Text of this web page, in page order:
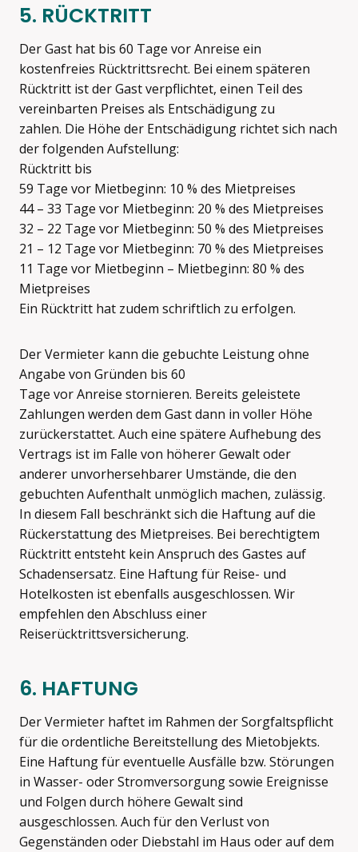
5. RÜCKTRITT
Der Gast hat bis 60 Tage vor Anreise ein
kostenfreies Rücktrittsrecht. Bei einem späteren
Rücktritt ist der Gast verpflichtet, einen Teil des
vereinbarten Preises als Entschädigung zu
zahlen. Die Höhe der Entschädigung richtet sich nach
der folgenden Aufstellung:
Rücktritt bis
59 Tage vor Mietbeginn: 10 % des Mietpreises
44 – 33 Tage vor Mietbeginn: 20 % des Mietpreises
32 – 22 Tage vor Mietbeginn: 50 % des Mietpreises
21 – 12 Tage vor Mietbeginn: 70 % des Mietpreises
11 Tage vor Mietbeginn – Mietbeginn: 80 % des
Mietpreises
Ein Rücktritt hat zudem schriftlich zu erfolgen.
Der Vermieter kann die gebuchte Leistung ohne
Angabe von Gründen bis 60
Tage vor Anreise stornieren. Bereits geleistete
Zahlungen werden dem Gast dann in voller Höhe
zurückerstattet. Auch eine spätere Aufhebung des
Vertrags ist im Falle von höherer Gewalt oder
anderer unvorhersehbarer Umstände, die den
gebuchten Aufenthalt unmöglich machen, zulässig.
In diesem Fall beschränkt sich die Haftung auf die
Rückerstattung des Mietpreises. Bei berechtigtem
Rücktritt entsteht kein Anspruch des Gastes auf
Schadensersatz. Eine Haftung für Reise- und
Hotelkosten ist ebenfalls ausgeschlossen. Wir
empfehlen den Abschluss einer
Reiserücktrittsversicherung.
6. HAFTUNG
Der Vermieter haftet im Rahmen der Sorgfaltspflicht
für die ordentliche Bereitstellung des Mietobjekts.
Eine Haftung für eventuelle Ausfälle bzw. Störungen
in Wasser- oder Stromversorgung sowie Ereignisse
und Folgen durch höhere Gewalt sind
ausgeschlossen. Auch für den Verlust von
Gegenständen oder Diebstahl im Haus oder auf dem